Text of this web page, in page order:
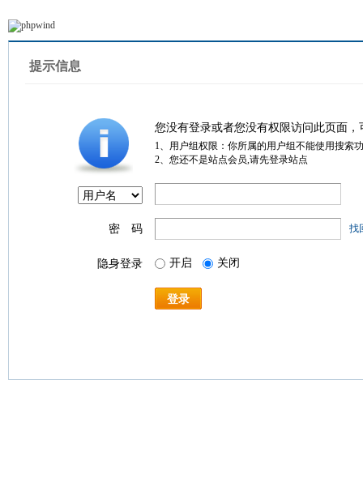
提示信息
您没有登录或者您没有权限访问此页面
1、用户组权限：你所属的用户组不能使用搜索
2、您还不是站点会员,请先登录站点
密 码 找
隐身登录 开启 关闭
登录